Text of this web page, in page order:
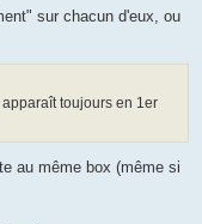
sur chacun d'eux, ou
toujours en 1er
au même box (même si